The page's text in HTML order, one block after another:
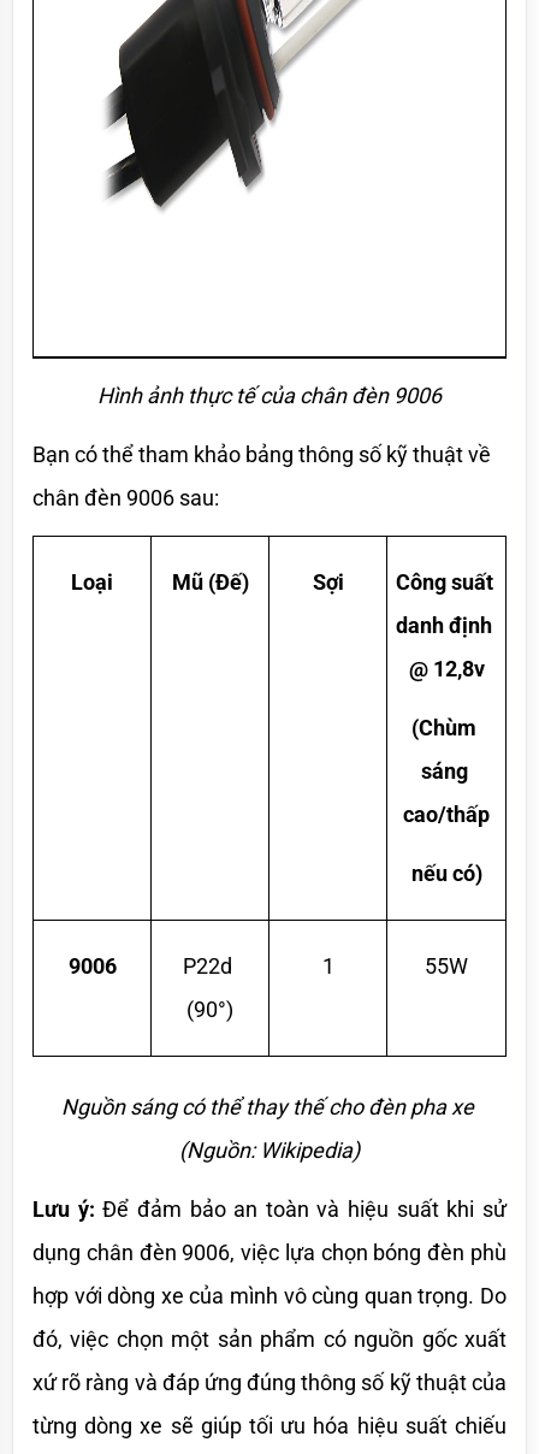
Hình ảnh thực tế của chân đèn 9006
Bạn có thể tham khảo bảng thông số kỹ thuật về
chân đèn 9006 sau:
Loại Mũ (Đế) Sợi
Công suất
danh định
@ 12,8v
(Chùm
sáng
cao/thấp
nếu có)
9006
P22d
(90°)
1 55W
Nguồn sáng có thể thay thế cho đèn pha xe
(Nguồn: Wikipedia)
Lưu ý: Để đảm bảo an toàn và hiệu suất khi sử
dụng chân đèn 9006, việc lựa chọn bóng đèn phù
hợp với dòng xe của mình vô cùng quan trọng. Do
đó, việc chọn một sản phẩm có nguồn gốc xuất
xứ rõ ràng và đáp ứng đúng thông số kỹ thuật của
từng dòng xe sẽ giúp tối ưu hóa hiệu suất chiếu